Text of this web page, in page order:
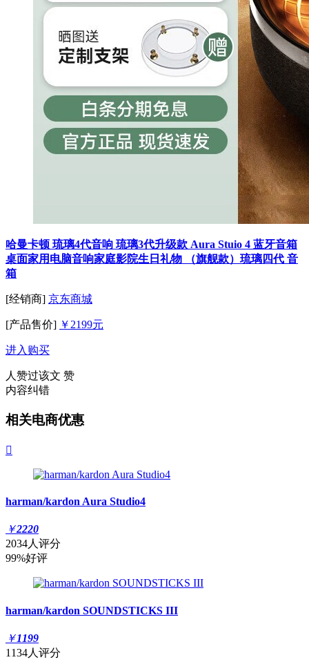
哈曼卡顿 琉璃4代音响 琉璃3代升级款 Aura Stuio 4 蓝牙音箱
桌面家用电脑音响家庭影院生日礼物 （旗舰款）琉璃四代 音
箱
[经销商] 京东商城
[产品售价] ￥2199元
进入购买
人赞过该文 赞
内容纠错
相关电商优惠

harman/kardon Aura Studio4
￥2220
2034人评分
99%好评
harman/kardon SOUNDSTICKS III
￥1199
1134人评分